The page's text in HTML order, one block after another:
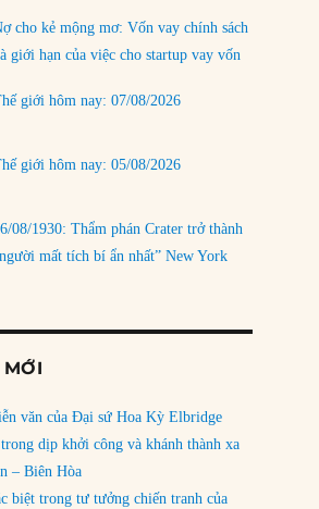
cho kẻ mộng mơ: Vốn vay chính sách
giới hạn của việc cho startup vay vốn
giới hôm nay: 07/08/2026
giới hôm nay: 05/08/2026
08/1930: Thẩm phán Crater trở thành
mất tích bí ẩn nhất” New York
văn của Đại sứ Hoa Kỳ Elbridge
dịp khởi công và khánh thành xa
– Biên Hòa
biệt trong tư tưởng chiến tranh của